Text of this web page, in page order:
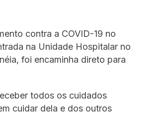
contra a COVID-19 no
na Unidade Hospitalar no
foi encaminha direto para
todos os cuidados
cuidar dela e dos outros